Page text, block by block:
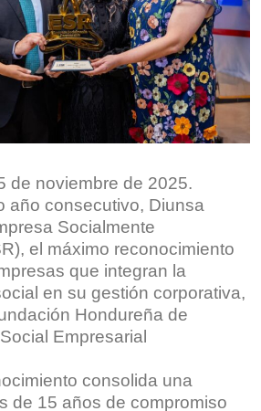
de noviembre de 2025.
año consecutivo, Diunsa
Socialmente
el máximo reconocimiento
que integran la
en su gestión corporativa,
Hondureña de
Empresarial
consolida una
de 15 años de compromiso